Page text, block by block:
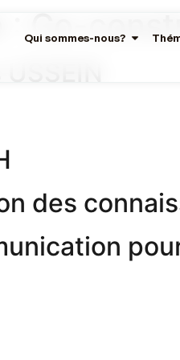
Qui sommes-nous?
:Co-
des